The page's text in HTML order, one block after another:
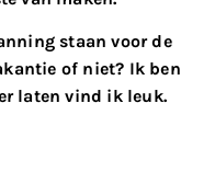
staan voor de
of niet? Ik ben
laten vind ik leuk.